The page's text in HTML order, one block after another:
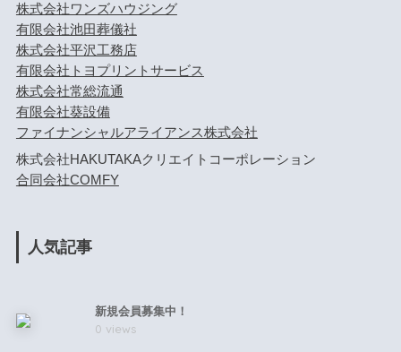
株式会社ワンズハウジング
有限会社池田葬儀社
株式会社平沢工務店
有限会社トヨプリントサービス
株式会社常総流通
有限会社葵設備
ファイナンシャルアライアンス株式会社
株式会社HAKUTAKAクリエイトコーポレーション
合同会社COMFY
人気記事
新規会員募集中！
0 views